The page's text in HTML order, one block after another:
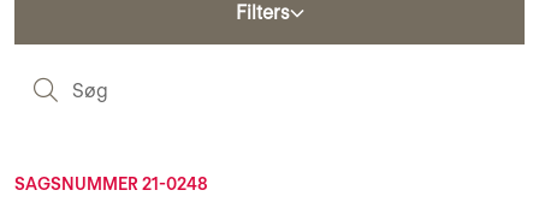
Filters
SAGSNUMMER 21-0248